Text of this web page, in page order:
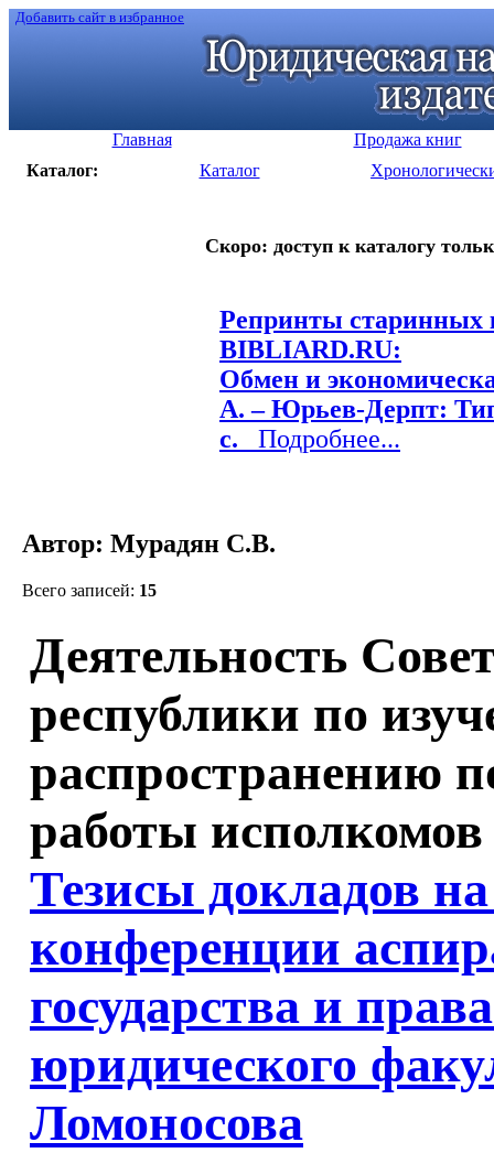
Добавить сайт в избранное
Главная
Продажа книг
Каталог:
Каталог
Скоро: доступ к каталогу
Репринты старинных
BIBLIARD.RU:
Обмен и
А. – Юрьев-Дерпт:
c. Подробнее...
Автор: Мурадян С.В.
Всего записей: 15
Деятельность
республики по
распространению
работы
Тезисы докладов
конференции
государства и
юридического
Ломоносова